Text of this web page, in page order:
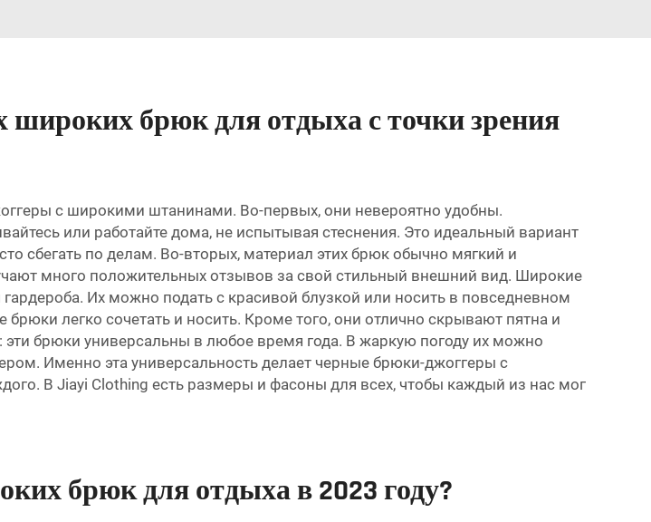
брюк для отдыха с точки зрения
с широкими штанинами. Во-первых, они невероятно удобны.
или работайте дома, не испытывая стеснения. Это идеальный вариант
сбегать по делам. Во-вторых, материал этих брюк обычно мягкий и
много положительных отзывов за свой стильный внешний вид. Широкие
Их можно подать с красивой блузкой или носить в повседневном
легко сочетать и носить. Кроме того, они отлично скрывают пятна и
брюки универсальны в любое время года. В жаркую погоду их можно
Именно эта универсальность делает черные брюки-джоггеры с
В Jiayi Clothing есть размеры и фасоны для всех, чтобы каждый из нас мог
брюк для отдыха в 2023 году?